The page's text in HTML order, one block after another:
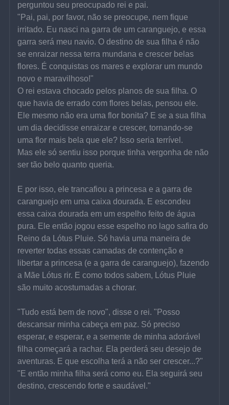
perguntou seu preocupado rei e pai.
"Pai, pai, por favor, não se preocupe, nem fique
irritado. Eu nasci na garra de um caranguejo, e essa
garra será meu navio. O destino de sua filha é não
se enraizar nessa terra mundana e crescer belas
flores. É conquistas os mares e explorar um mundo
novo e maravilhoso!"
O rei estava chocado pelos planos de sua filha. O
que havia de errado com flores belas, pensou ele.
Ele mesmo não era uma flor bonita? E se a sua filha
um dia decidisse enraizar e crescer, tornando-se
uma flor mais bela que ele? Isso seria terrível.
Mas ele só sentiu isso porque tinha vergonha de não
ser tão belo quanto queria.
E por isso, ele trancafiou a princesa e a garra de
caranguejo em uma caixa dourada. E escondeu
essa caixa dourada em um espelho feito de água
pura. Ele então jogou esse espelho no lago safira do
Reino da Lótus Pluie. Só havia uma maneira de
reverter todas essas camadas de contenção e
libertar a princesa (e a garra de caranguejo), fazendo
a Mãe Lótus rir. E como todos sabem, Lótus Pluie
são muito acostumadas a chorar.
"Tudo está bem de novo", disse o rei. "Posso
descansar minha cabeça em paz. Só preciso
esperar, e esperar, e a semente de minha adorável
filha começará a rachar. Ela perderá seu desejo de
aventuras. E que escolha terá a não ser crescer...?"
"E então minha filha será como eu. Ela seguirá seu
destino, crescendo forte e saudável."